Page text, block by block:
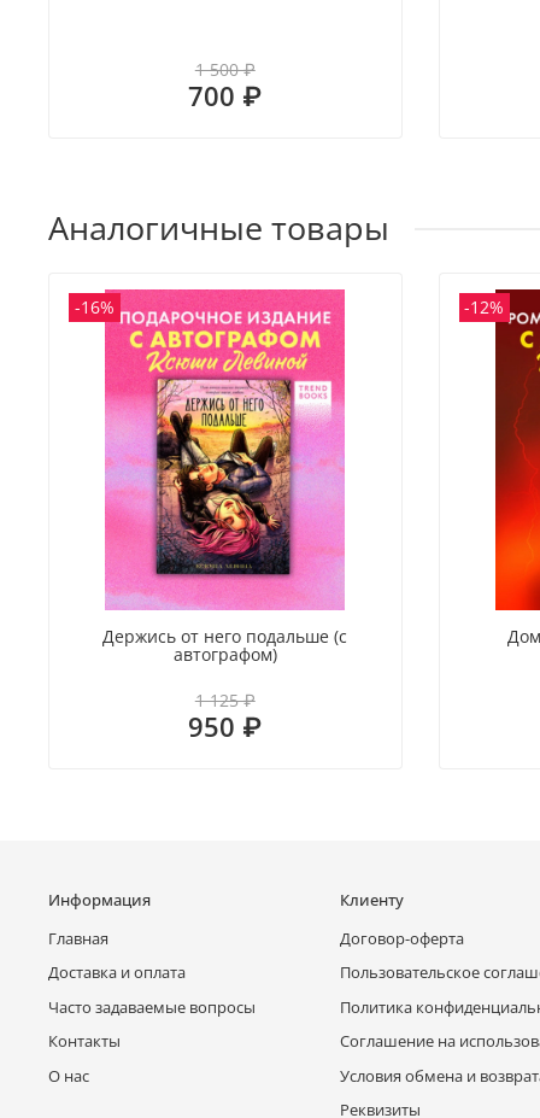
1 500 ₽
700 ₽
Аналогичные товары
-16%
Держись от него подальше (с
автографом)
1 125 ₽
950 ₽
-12%
Информация
Главная
Доставка и оплата
Часто задаваемые вопросы
Контакты
О нас
Клиенту
Договор-оферта
Пользовательское
Политика
Соглашение на
Условия обмена и
Реквизиты